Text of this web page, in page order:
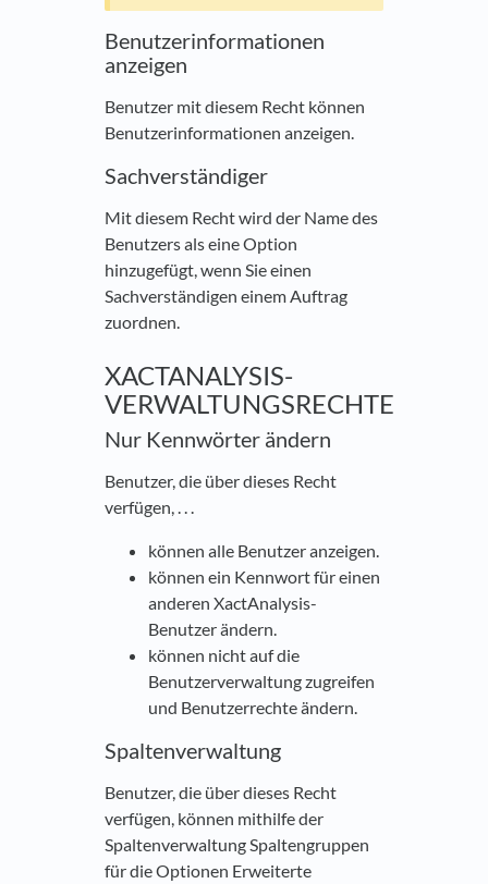
Benutzerinformationen
anzeigen
Benutzer mit diesem Recht können
Benutzerinformationen anzeigen.
Sachverständiger
Mit diesem Recht wird der Name des
Benutzers als eine Option
hinzugefügt, wenn Sie einen
Sachverständigen einem Auftrag
zuordnen.
XACTANALYSIS-
VERWALTUNGSRECHTE
Nur Kennwörter ändern
Benutzer, die über dieses Recht
verfügen, . . .
können alle Benutzer anzeigen.
können ein Kennwort für einen
anderen XactAnalysis-
Benutzer ändern.
können nicht auf die
Benutzerverwaltung zugreifen
und Benutzerrechte ändern.
Spaltenverwaltung
Benutzer, die über dieses Recht
verfügen, können mithilfe der
Spaltenverwaltung Spaltengruppen
für die Optionen Erweiterte